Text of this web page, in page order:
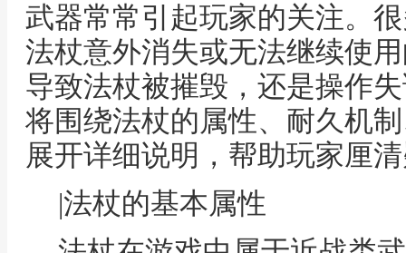
武器常常引起玩家的关注。
法杖意外消失或无法继续使
导致法杖被摧毁，还是操作
将围绕法杖的属性、耐久机
展开详细说明，帮助玩家厘
|法杖的基本属性